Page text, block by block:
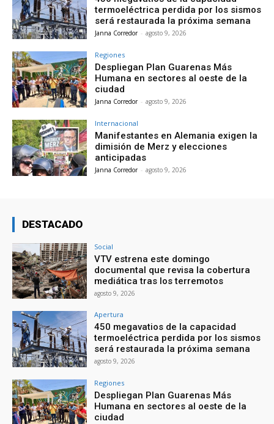
termoeléctrica perdida por los sismos
será restaurada la próxima semana
Janna Corredor - agosto 9, 2026
Regiones
Despliegan Plan Guarenas Más
Humana en sectores al oeste de la
ciudad
Janna Corredor - agosto 9, 2026
Internacional
Manifestantes en Alemania exigen la
dimisión de Merz y elecciones
anticipadas
Janna Corredor - agosto 9, 2026
DESTACADO
Social
VTV estrena este domingo
documental que revisa la cobertura
mediática tras los terremotos
agosto 9, 2026
Apertura
450 megavatios de la capacidad
termoeléctrica perdida por los sismos
será restaurada la próxima semana
agosto 9, 2026
Regiones
Despliegan Plan Guarenas Más
Humana en sectores al oeste de la
ciudad